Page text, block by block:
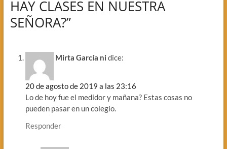
HAY CLASES EN NUESTRA
SEÑORA?”
Mirta García ni dice:
20 de agosto de 2019 a las 23:16
Lo de hoy fue el medidor y mañana? Estas cosas no
pueden pasar en un colegio.
Responder